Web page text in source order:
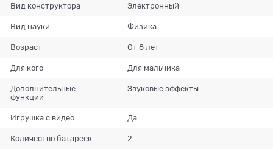
Вид конструктора Электронный
Вид науки Физика
Возраст От 8 лет
Для кого Для мальчика
Дополнительные
функции
Звуковые эффекты
Игрушка с видео Да
Количество батареек 2